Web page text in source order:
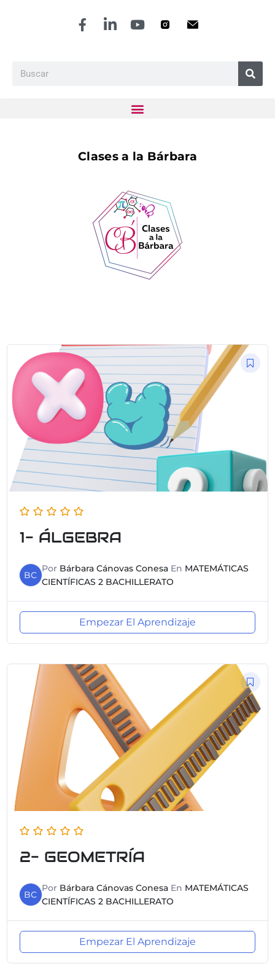
Clases a la Bárbara
1- ÁLGEBRA
BC
Por Bárbara Cánovas ConesaEn MATEMÁTICAS
CIENTÍFICAS 2 BACHILLERATO
Empezar El Aprendizaje
2- GEOMETRÍA
BC
Por Bárbara Cánovas ConesaEn MATEMÁTICAS
CIENTÍFICAS 2 BACHILLERATO
Empezar El Aprendizaje